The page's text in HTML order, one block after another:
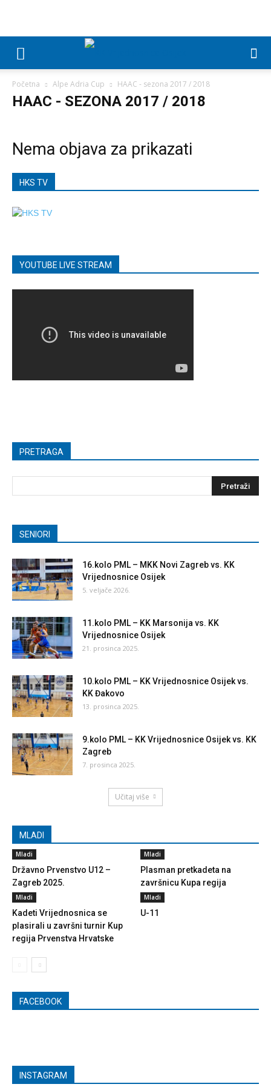
Početna Alpe Adria Cup HAAC - sezona 2017 / 2018
HAAC - SEZONA 2017 / 2018
Nema objava za prikazati
HKS TV
YOUTUBE LIVE STREAM
PRETRAGA
SENIORI
16.kolo PML – MKK Novi Zagreb vs. KK
Vrijednosnice Osijek
5. veljače 2026.
11.kolo PML – KK Marsonija vs. KK
Vrijednosnice Osijek
21. prosinca 2025.
10.kolo PML – KK Vrijednosnice Osijek vs.
KK Đakovo
13. prosinca 2025.
9.kolo PML – KK Vrijednosnice Osijek vs. KK
Zagreb
7. prosinca 2025.
Učitaj više
MLADI
Mladi
Državno Prvenstvo U12 –
Zagreb 2025.
Mladi
Plasman pretkadeta na
završnicu Kupa regija
Mladi
Kadeti Vrijednosnica se
plasirali u završni turnir Kup
regija Prvenstva Hrvatske
Mladi
U-11
FACEBOOK
INSTAGRAM